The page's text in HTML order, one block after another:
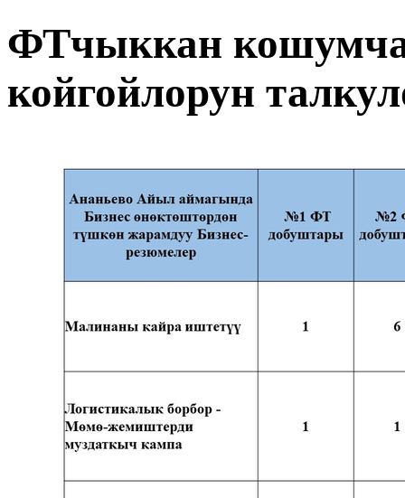
ФТчыккан
койгойлорун